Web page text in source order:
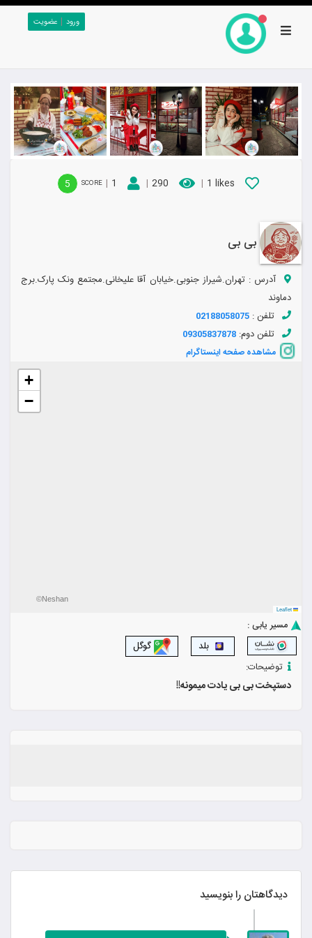
ورود | عضویت
1 likes
|
290
|
1
|
SCORE
5
بی بی
آدرس : تهران.شیراز جنوبی.خیابان آقا علیخانی.مجتمع ونک پارک.برج
دماوند
تلفن : 02188058075
تلفن دوم: 09305837878
مشاهده صفحه اینستاگرام
+
−
Leaflet
©Neshan
مسیر یابی :
بلد
گوگل
توضیحات:
دستپخت بی بی یادت میمونه!!
دیدگاهتان را بنویسید